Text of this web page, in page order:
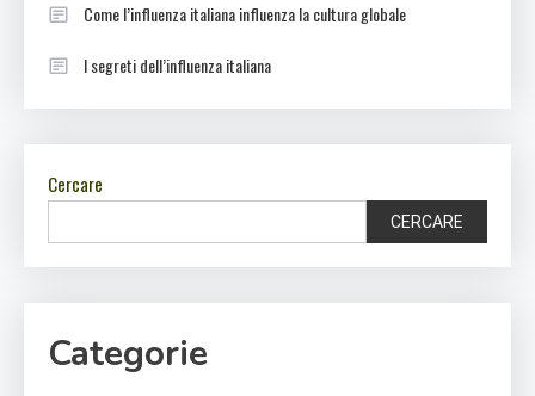
Come l’influenza italiana influenza la cultura globale
I segreti dell’influenza italiana
Cercare
CERCARE
Categorie